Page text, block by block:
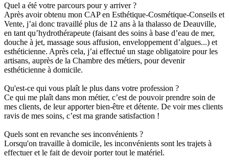
Quel a été votre parcours pour y arriver ?
Après avoir obtenu mon CAP en Esthétique-Cosmétique-Conseils et
Vente, j’ai donc travaillé plus de 12 ans à la thalasso de Deauville,
en tant qu’hydrothérapeute (faisant des soins à base d’eau de mer,
douche à jet, massage sous affusion, enveloppement d’algues...) et
esthéticienne. Après cela, j’ai effectué un stage obligatoire pour les
artisans, auprès de la Chambre des métiers, pour devenir
esthéticienne à domicile.
Qu'est-ce qui vous plaît le plus dans votre profession ?
Ce qui me plaît dans mon métier, c’est de pouvoir prendre soin de
mes clients, de leur apporter bien-être et détente. De voir mes clients
ravis de mes soins, c’est ma grande satisfaction !
Quels sont en revanche ses inconvénients ?
Lorsqu'on travaille à domicile, les inconvénients sont les trajets à
effectuer et le fait de devoir porter tout le matériel.